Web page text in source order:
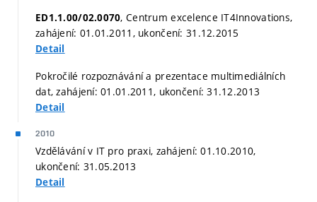
ED1.1.00/02.0070, Centrum excelence IT4Innovations,
zahájení: 01.01.2011, ukončení: 31.12.2015
Detail
Pokročilé rozpoznávání a prezentace multimediálních
dat, zahájení: 01.01.2011, ukončení: 31.12.2013
Detail
2010
Vzdělávání v IT pro praxi, zahájení: 01.10.2010,
ukončení: 31.05.2013
Detail